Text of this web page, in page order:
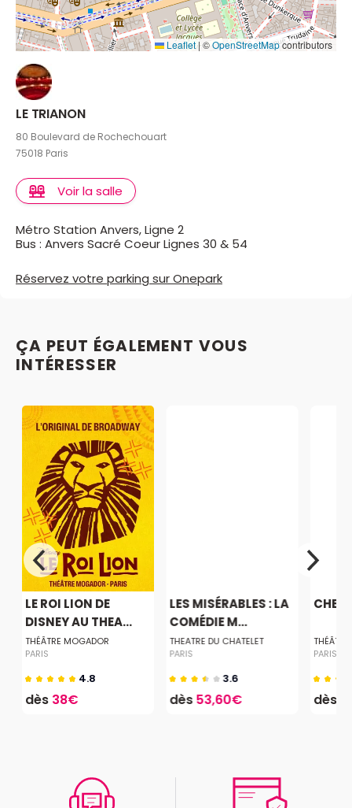
Leaflet |©OpenStreetMapcontributors
LE TRIANON
80 Boulevard de Rochechouart
75018 Paris
Voir la salle
Métro Station Anvers, Ligne 2
Bus : Anvers Sacré Coeur Lignes 30 & 54
Réservez votre parking sur Onepark
ÇA PEUT ÉGALEMENT VOUS
INTÉRESSER
LE ROI LION DE
DISNEY AU THEA...
THÉÂTRE MOGADOR
PARIS
4.8
dès 38€
LES MISÉRABLES : LA
COMÉDIE M...
THEATRE DU CHATELET
PARIS
3.6
dès53,60€
CHER
PARIS
dès